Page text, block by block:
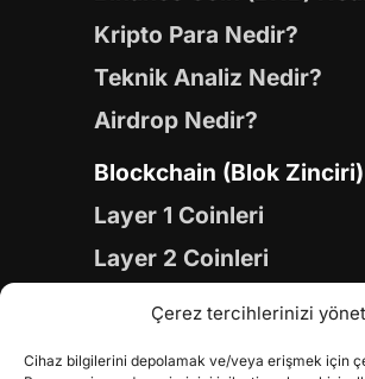
Çerez tercihlerinizi
Cihaz bilgilerini depolamak ve/veya erişmek için
Kripto Para Nedir?
Teknik Analiz Nedir?
Airdrop Nedir?
Blockchain (Blok Zinciri)
Layer 1 Coinleri
Layer 2 Coinleri
Yapay Zeka (AI) Coinleri